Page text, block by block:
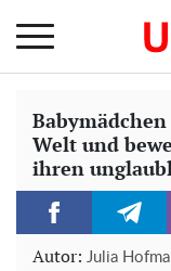
Welt und
ihren
Autor: Julia